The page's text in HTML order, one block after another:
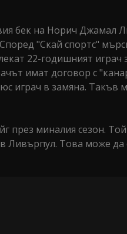
бек на Норич Джамал
"Скай спортс"
22-годишният
имат договор с
играч в замяна. Такъв
миналия сезон.
Ливърпул. Това може